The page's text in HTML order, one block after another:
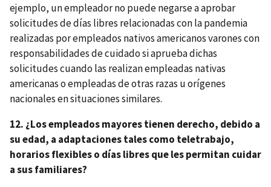
ejemplo, un empleador no puede negarse a aprobar
solicitudes de días libres relacionadas con la pandemia
realizadas por empleados nativos americanos varones con
responsabilidades de cuidado si aprueba dichas
solicitudes cuando las realizan empleadas nativas
americanas o empleadas de otras razas u orígenes
nacionales en situaciones similares.
12. ¿Los empleados mayores tienen derecho, debido a
su edad, a adaptaciones tales como teletrabajo,
horarios flexibles o días libres que les permitan cuidar
a sus familiares?